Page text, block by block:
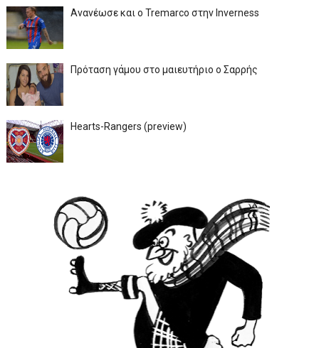
Ανανέωσε και ο Tremarco στην Inverness
Πρόταση γάμου στο μαιευτήριο ο Σαρρής
Hearts-Rangers (preview)